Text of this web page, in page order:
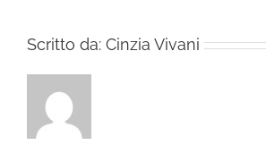
Scritto da: Cinzia Vivani